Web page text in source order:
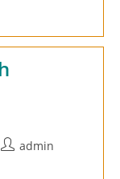
Beitrags-
admin